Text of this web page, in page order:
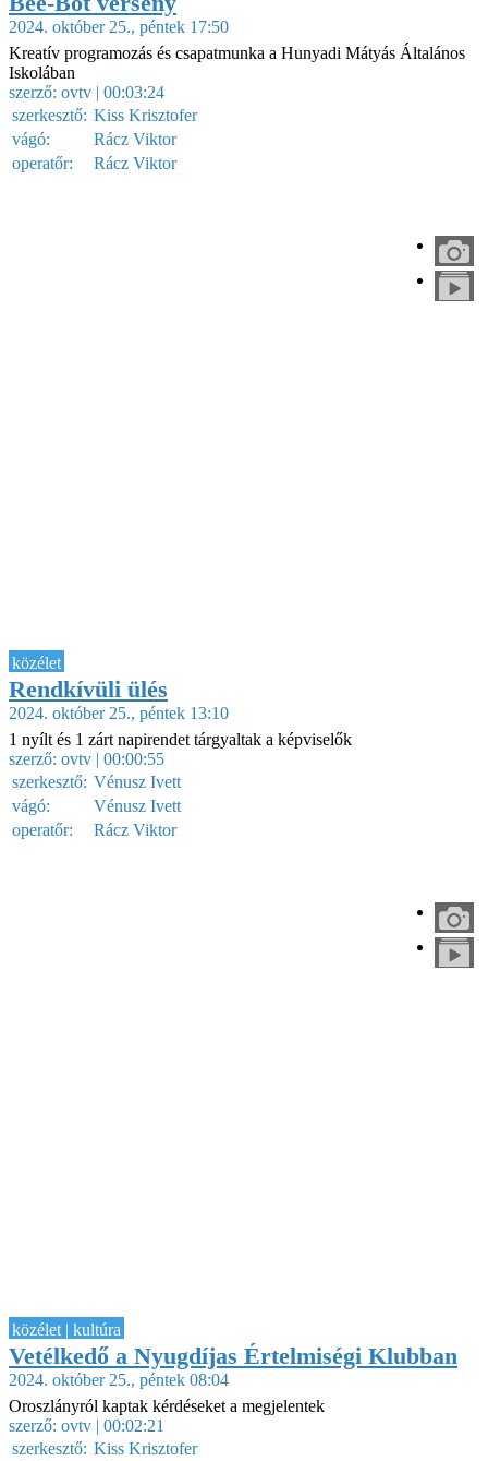
2024. október 25., péntek 17:50
Kreatív programozás és csapatmunka a Hunyadi Mátyás Általános
Iskolában
szerző: ovtv | 00:03:24
szerkesztő: Kiss Krisztofer
vágó:
Rácz Viktor
operatőr:
Rácz Viktor
közélet
Rendkívüli ülés
2024. október 25., péntek 13:10
1 nyílt és 1 zárt napirendet tárgyaltak a képviselők
szerző: ovtv | 00:00:55
szerkesztő: Vénusz Ivett
vágó:
Vénusz Ivett
operatőr:
Rácz Viktor
közélet | kultúra
Vetélkedő a Nyugdíjas Értelmiségi Klubban
2024. október 25., péntek 08:04
Oroszlányról kaptak kérdéseket a megjelentek
szerző: ovtv | 00:02:21
szerkesztő: Kiss Krisztofer